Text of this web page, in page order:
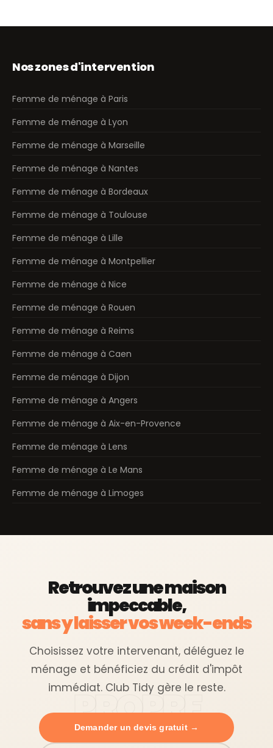
Nos zones d'intervention
Femme de ménage à Paris
Femme de ménage à Lyon
Femme de ménage à Marseille
Femme de ménage à Nantes
Femme de ménage à Bordeaux
Femme de ménage à Toulouse
Femme de ménage à Lille
Femme de ménage à Montpellier
Femme de ménage à Nice
Femme de ménage à Rouen
Femme de ménage à Reims
Femme de ménage à Caen
Femme de ménage à Dijon
Femme de ménage à Angers
Femme de ménage à Aix-en-Provence
Femme de ménage à Lens
Femme de ménage à Le Mans
Femme de ménage à Limoges
Retrouvez une maison
impeccable,
sans y laisser vos week-ends
Choisissez votre intervenant, déléguez le
ménage et bénéficiez du crédit d'impôt
immédiat. Club Tidy gère le reste.
Demander un devis gratuit →